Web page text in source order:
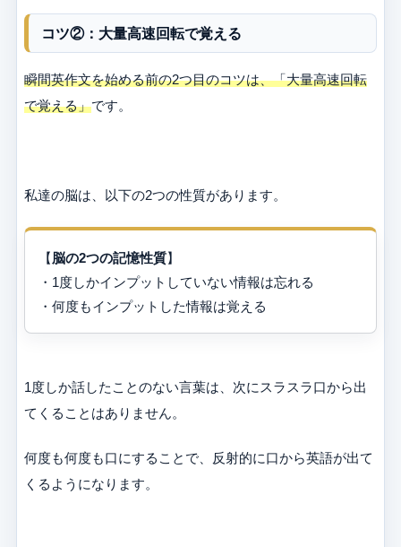
コツ②：大量高速回転で覚える
瞬間英作文を始める前の2つ目のコツは、「大量高速回転
で覚える」です。
私達の脳は、以下の2つの性質があります。
【脳の2つの記憶性質】
・1度しかインプットしていない情報は忘れる
・何度もインプットした情報は覚える
1度しか話したことのない言葉は、次にスラスラ口から出
てくることはありません。
何度も何度も口にすることで、反射的に口から英語が出て
くるようになります。